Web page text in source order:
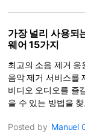
가장 널리 사용되
웨어 15가지
최고의 소음 제거
음악 제거 서비스를
비디오 오디오를 즐
을 수 있는 방법을
Posted by Manuel